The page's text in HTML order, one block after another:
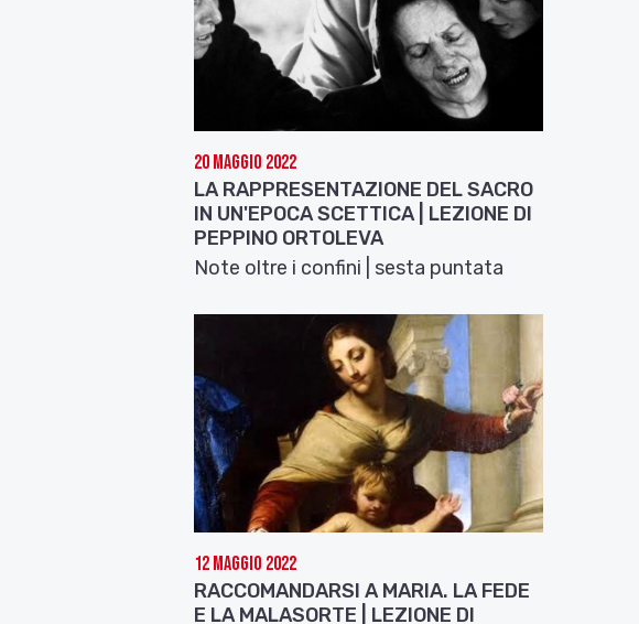
20 Maggio 2022
LA RAPPRESENTAZIONE DEL SACRO
IN UN'EPOCA SCETTICA | LEZIONE DI
PEPPINO ORTOLEVA
Note oltre i confini | sesta puntata
12 Maggio 2022
RACCOMANDARSI A MARIA. LA FEDE
E LA MALASORTE | LEZIONE DI